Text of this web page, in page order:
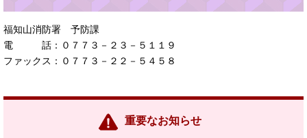
福知山消防署 予防課
電 話：０７７３－２３－５１１９
ファックス：０７７３－２２－５４５８
重要なお知らせ